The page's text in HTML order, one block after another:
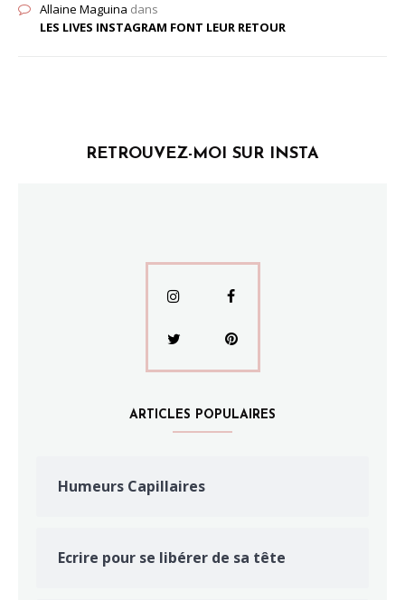
Allaine Maguina dans
LES LIVES INSTAGRAM FONT LEUR RETOUR
RETROUVEZ-MOI SUR INSTA
ARTICLES POPULAIRES
Humeurs Capillaires
Ecrire pour se libérer de sa tête